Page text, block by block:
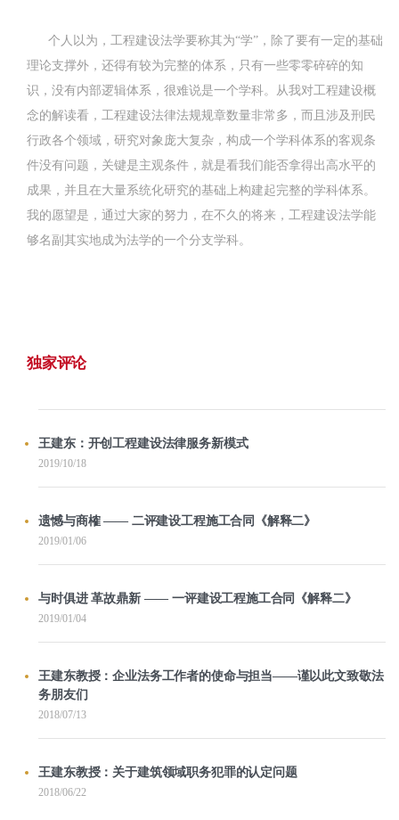
个人以为，工程建设法学要称其为“学”，除了要有一定的基础
理论支撑外，还得有较为完整的体系，只有一些零零碎碎的知
识，没有内部逻辑体系，很难说是一个学科。从我对工程建设概
念的解读看，工程建设法律法规规章数量非常多，而且涉及刑民
行政各个领域，研究对象庞大复杂，构成一个学科体系的客观条
件没有问题，关键是主观条件，就是看我们能否拿得出高水平的
成果，并且在大量系统化研究的基础上构建起完整的学科体系。
我的愿望是，通过大家的努力，在不久的将来，工程建设法学能
够名副其实地成为法学的一个分支学科。
独家评论
王建东：开创工程建设法律服务新模式
2019/10/18
遗憾与商榷 —— 二评建设工程施工合同《解释二》
2019/01/06
与时俱进 革故鼎新 —— 一评建设工程施工合同《解释二》
2019/01/04
王建东教授：企业法务工作者的使命与担当——谨以此文致敬法
务朋友们
2018/07/13
王建东教授：关于建筑领域职务犯罪的认定问题
2018/06/22